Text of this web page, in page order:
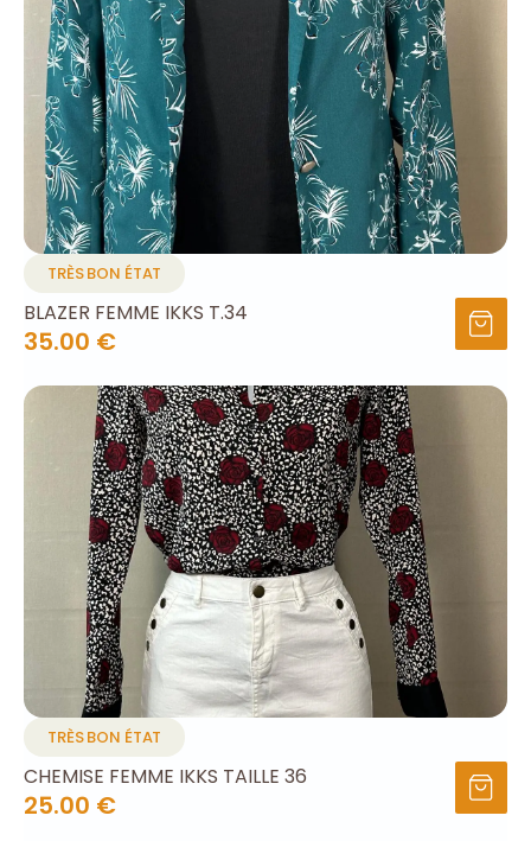
TRÈS BON ÉTAT
BLAZER FEMME IKKS T.34
35.00 €
TRÈS BON ÉTAT
CHEMISE FEMME IKKS TAILLE 36
25.00 €